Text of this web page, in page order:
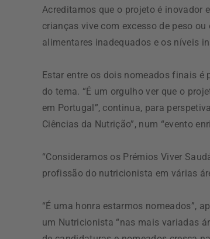
Acreditamos que o projeto é inovador
crianças vive com excesso de peso
alimentares inadequados e os níveis
Estar entre os dois nomeados finais
do tema. “É um orgulho ver que o
em Portugal”, continua, para
Ciências da Nutrição”, num “evento
“Consideramos os Prémios Viver
profissão do nutricionista em várias
“É uma honra estarmos nomeados”,
um Nutricionista “nas mais variadas